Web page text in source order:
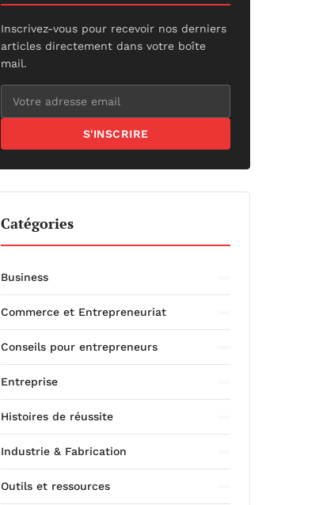
Inscrivez-vous pour recevoir nos derniers
articles directement dans votre boîte
mail.
S'INSCRIRE
Catégories
Business
Commerce et Entrepreneuriat
Conseils pour entrepreneurs
Entreprise
Histoires de réussite
Industrie & Fabrication
Outils et ressources